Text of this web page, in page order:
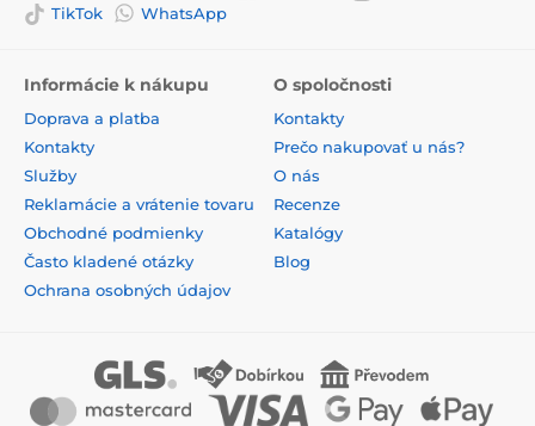
TikTok
WhatsApp
Informácie k nákupu
Doprava a platba
Kontakty
Služby
Reklamácie a vrátenie tovaru
Obchodné podmienky
Často kladené otázky
Ochrana osobných údajov
O spoločnosti
Kontakty
Prečo nakupovať u nás?
O nás
Recenze
Katalógy
Blog